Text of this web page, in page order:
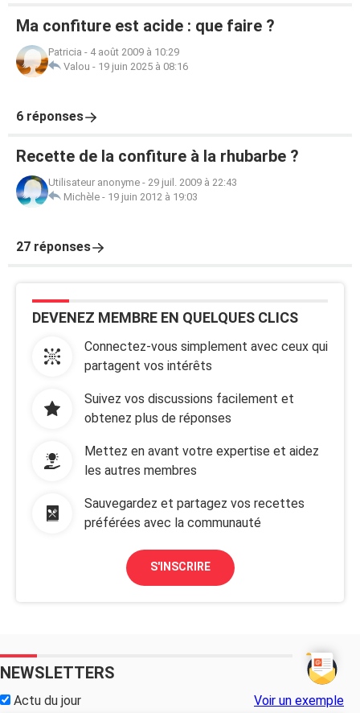
Ma confiture est acide : que faire ?
Patricia - 4 août 2009 à 10:29
Valou - 19 juin 2025 à 08:16
6 réponses
Recette de la confiture à la rhubarbe ?
Utilisateur anonyme - 29 juil. 2009 à 22:43
Michèle - 19 juin 2012 à 19:03
27 réponses
DEVENEZ MEMBRE EN QUELQUES CLICS
Connectez-vous simplement avec ceux qui
partagent vos intérêts
Suivez vos discussions facilement et
obtenez plus de réponses
Mettez en avant votre expertise et aidez
les autres membres
Sauvegardez et partagez vos recettes
préférées avec la communauté
S'INSCRIRE
NEWSLETTERS
Actu du jour Voir un exemple